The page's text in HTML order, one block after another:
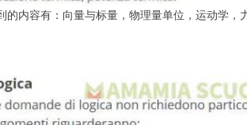
的内容有：向量与标量，物理量单位，运动学